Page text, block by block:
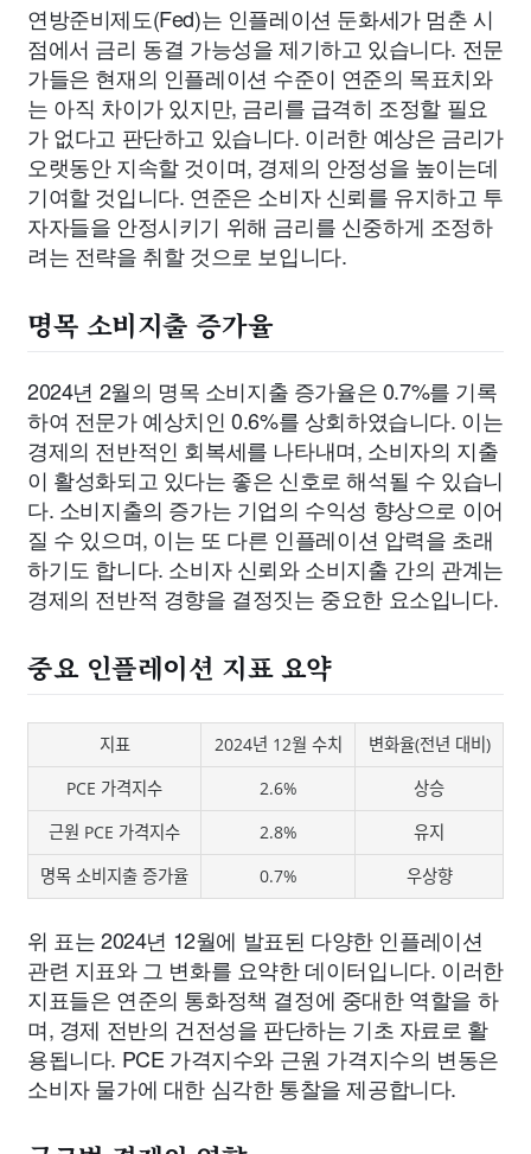
연방준비제도(Fed)는 인플레이션 둔화세가 멈춘 시
점에서 금리 동결 가능성을 제기하고 있습니다. 전문
가들은 현재의 인플레이션 수준이 연준의 목표치와
는 아직 차이가 있지만, 금리를 급격히 조정할 필요
가 없다고 판단하고 있습니다. 이러한 예상은 금리가
오랫동안 지속할 것이며, 경제의 안정성을 높이는데
기여할 것입니다. 연준은 소비자 신뢰를 유지하고 투
자자들을 안정시키기 위해 금리를 신중하게 조정하
려는 전략을 취할 것으로 보입니다.
명목 소비지출 증가율
2024년 2월의 명목 소비지출 증가율은 0.7%를 기록
하여 전문가 예상치인 0.6%를 상회하였습니다. 이는
경제의 전반적인 회복세를 나타내며, 소비자의 지출
이 활성화되고 있다는 좋은 신호로 해석될 수 있습니
다. 소비지출의 증가는 기업의 수익성 향상으로 이어
질 수 있으며, 이는 또 다른 인플레이션 압력을 초래
하기도 합니다. 소비자 신뢰와 소비지출 간의 관계는
경제의 전반적 경향을 결정짓는 중요한 요소입니다.
중요 인플레이션 지표 요약
지표 2024년 12월 수치
변화율(전년 대비)
PCE 가격지수
2.6%
상승
근원 PCE 가격지수
2.8%
유지
명목 소비지출 증가율
0.7% 우상향
위 표는 2024년 12월에 발표된 다양한 인플레이션
관련 지표와 그 변화를 요약한 데이터입니다. 이러한
지표들은 연준의 통화정책 결정에 중대한 역할을 하
며, 경제 전반의 건전성을 판단하는 기초 자료로 활
용됩니다. PCE 가격지수와 근원 가격지수의 변동은
소비자 물가에 대한 심각한 통찰을 제공합니다.